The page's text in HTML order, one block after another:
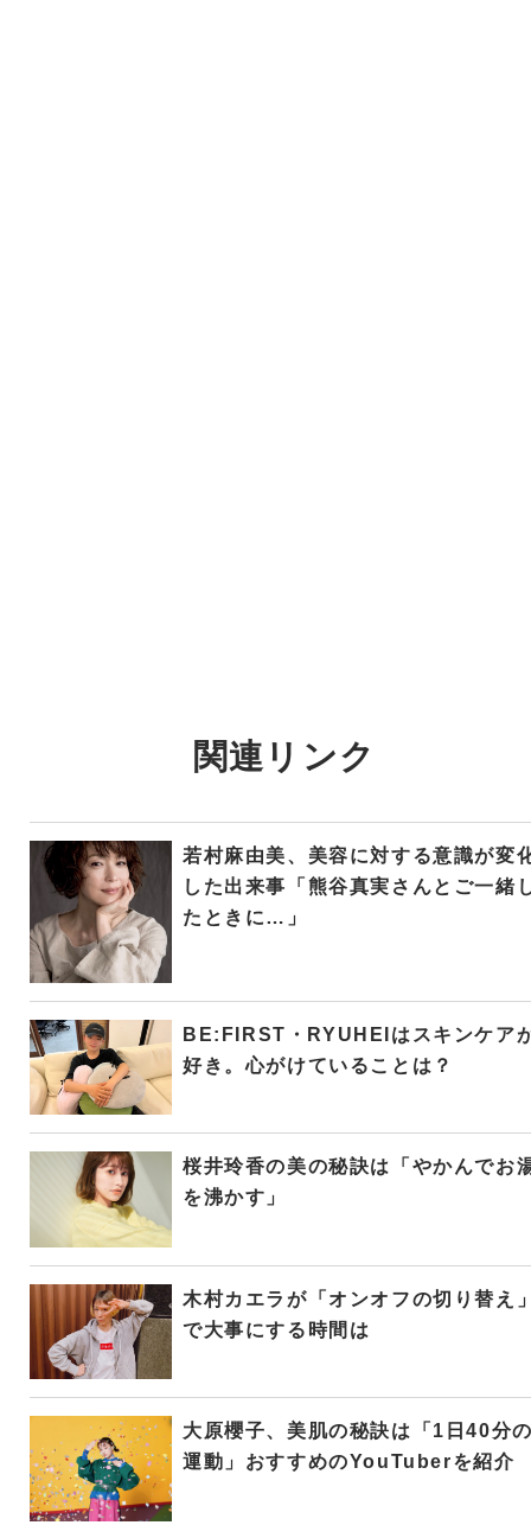
関連リンク
若村麻由美、美容に対する意識が変
した出来事「熊谷真実さんとご一緒
たときに…」
BE:FIRST・RYUHEIはスキンケア
好き。心がけていることは？
桜井玲香の美の秘訣は「やかんでお
を沸かす」
木村カエラが「オンオフの切り替え
で大事にする時間は
大原櫻子、美肌の秘訣は「1日40分
運動」おすすめのYouTuberを紹介